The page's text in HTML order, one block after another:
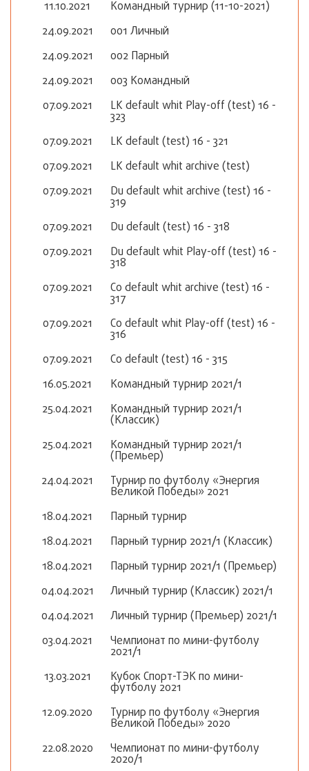
11.10.2021
Командный турнир (11-10-2021)
24.09.2021
001 Личный
24.09.2021
002 Парный
24.09.2021
003 Командный
07.09.2021
LK default whit Play-off (test) 16 -
323
07.09.2021
LK default (test) 16 - 321
07.09.2021
LK default whit archive (test)
07.09.2021
Du default whit archive (test) 16 -
319
07.09.2021
Du default (test) 16 - 318
07.09.2021
Du default whit Play-off (test) 16 -
318
07.09.2021
Co default whit archive (test) 16 -
317
07.09.2021
Co default whit Play-off (test) 16 -
316
07.09.2021
Co default (test) 16 - 315
16.05.2021
Командный турнир 2021/1
25.04.2021
Командный турнир 2021/1
(Классик)
25.04.2021
Командный турнир 2021/1
(Премьер)
24.04.2021
Турнир по футболу «Энергия
Великой Победы» 2021
18.04.2021
Парный турнир
18.04.2021
Парный турнир 2021/1 (Классик)
18.04.2021
Парный турнир 2021/1 (Премьер)
04.04.2021
Личный турнир (Классик) 2021/1
04.04.2021
Личный турнир (Премьер) 2021/1
03.04.2021
Чемпионат по мини-футболу
2021/1
13.03.2021
Кубок Спорт-ТЭК по мини-
футболу 2021
12.09.2020
Турнир по футболу «Энергия
Великой Победы» 2020
22.08.2020
Чемпионат по мини-футболу
2020/1